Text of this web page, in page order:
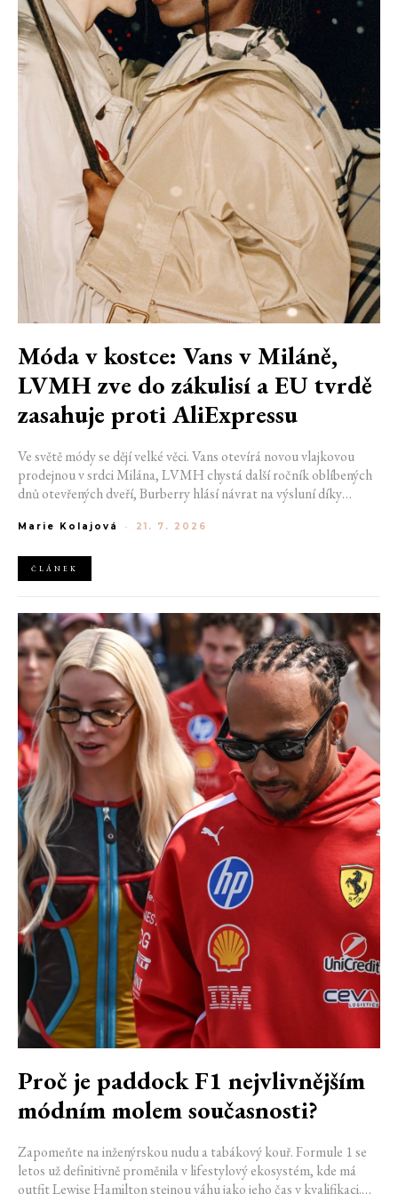
Móda v kostce: Vans v Miláně,
LVMH zve do zákulisí a EU tvrdě
zasahuje proti AliExpressu
Ve světě módy se dějí velké věci. Vans otevírá novou vlajkovou
prodejnou v srdci Milána, LVMH chystá další ročník oblíbených
dnů otevřených dveří, Burberry hlásí návrat na výsluní díky
AliExpress.
Marie Kolajová - 21. 7. 2026
ČLÁNEK
Proč je paddock F1 nejvlivnějším
módním molem současnosti?
Zapomeňte na inženýrskou nudu a tabákový kouř. Formule 1 se
letos už definitivně proměnila v lifestylový ekosystém, kde má
outfit Lewise Hamilton stejnou váhu jako jeho čas v kvalifikaci.